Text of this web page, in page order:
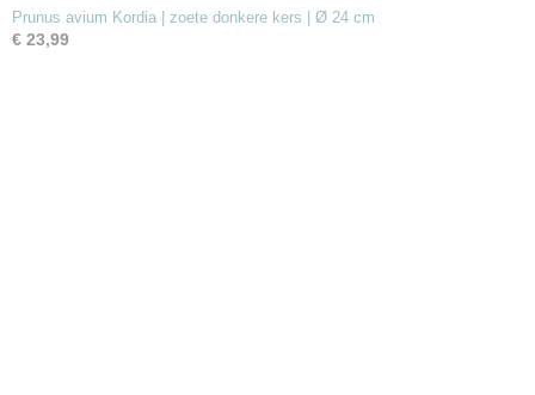
Prunus avium Kordia | zoete donkere kers | Ø 24 cm
€ 23,99